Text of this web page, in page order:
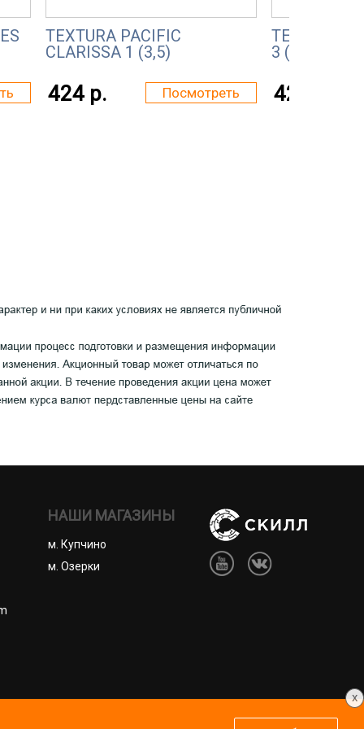
TEXTURA PACIFIC
CLARISSA 1 (3,5)
424 р. Посмотреть
TEXTURA
3 (2)
424 р.
НАШИ МАГАЗИНЫ
м. Купчино
м. Озерки
x